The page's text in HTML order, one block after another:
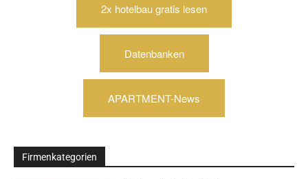
2x hotelbau gratis lesen
Datenbanken
APARTMENT-News
Firmenkategorien